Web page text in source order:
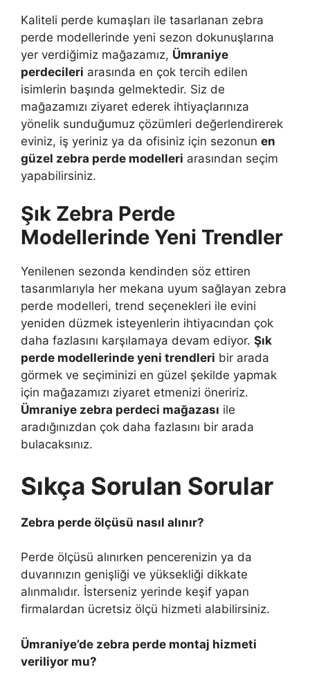
Kaliteli perde kumaşları ile tasarlanan zebra
perde modellerinde yeni sezon dokunuşlarına
yer verdiğimiz mağazamız, Ümraniye
perdecileri arasında en çok tercih edilen
isimlerin başında gelmektedir. Siz de
mağazamızı ziyaret ederek ihtiyaçlarınıza
yönelik sunduğumuz çözümleri değerlendirerek
eviniz, iş yeriniz ya da ofisiniz için sezonun en
güzel zebra perde modelleri arasından seçim
yapabilirsiniz.
Şık Zebra Perde
Modellerinde Yeni Trendler
Yenilenen sezonda kendinden söz ettiren
tasarımlarıyla her mekana uyum sağlayan zebra
perde modelleri, trend seçenekleri ile evini
yeniden düzmek isteyenlerin ihtiyacından çok
daha fazlasını karşılamaya devam ediyor. Şık
perde modellerinde yeni trendleri bir arada
görmek ve seçiminizi en güzel şekilde yapmak
için mağazamızı ziyaret etmenizi öneririz.
Ümraniye zebra perdeci mağazası ile
aradığınızdan çok daha fazlasını bir arada
bulacaksınız.
Sıkça Sorulan Sorular
Zebra perde ölçüsü nasıl alınır?
Perde ölçüsü alınırken pencerenizin ya da
duvarınızın genişliği ve yüksekliği dikkate
alınmalıdır. İsterseniz yerinde keşif yapan
firmalardan ücretsiz ölçü hizmeti alabilirsiniz.
Ümraniye’de zebra perde montaj hizmeti
veriliyor mu?